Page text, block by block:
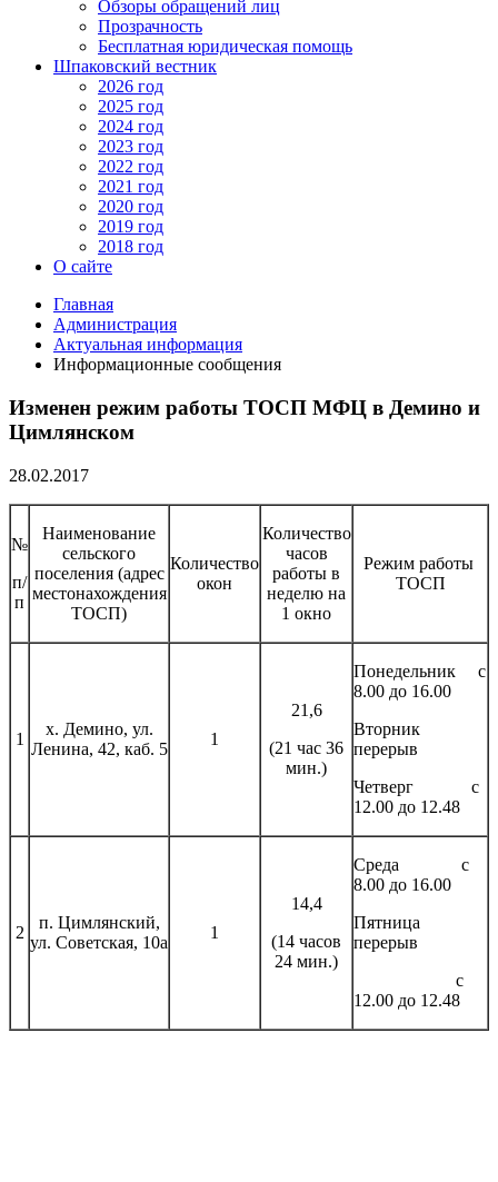
Обзоры обращений лиц
Прозрачность
Бесплатная юридическая помощь
Шпаковский вестник
2026 год
2025 год
2024 год
2023 год
2022 год
2021 год
2020 год
2019 год
2018 год
О сайте
Главная
Администрация
Актуальная информация
Информационные сообщения
Изменен режим работы ТОСП МФЦ в Демино и
Цимлянском
28.02.2017
№
п/
п
Наименование
сельского
поселения (адрес
местонахождения
ТОСП)
Количество
окон
Количество
часов
работы в
неделю на
1 окно
Режим работы
ТОСП
1
х. Демино, ул.
Ленина, 42, каб. 5
1
21,6
(21 час 36
мин.)
Понедельник с
8.00 до 16.00
Вторник
перерыв
Четверг с
12.00 до 12.48
2
п. Цимлянский,
ул. Советская, 10а
1
14,4
(14 часов
24 мин.)
Среда с
8.00 до 16.00
Пятница
перерыв
с
12.00 до 12.48